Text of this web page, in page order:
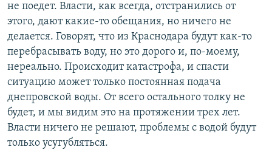
не поедет. Власти, как всегда, отстранились от
этого, дают какие-то обещания, но ничего не
делается. Говорят, что из Краснодара будут как-то
перебрасывать воду, но это дорого и, по-моему,
нереально. Происходит катастрофа, и спасти
ситуацию может только постоянная подача
днепровской воды. От всего остального толку не
будет, и мы видим это на протяжении трех лет.
Власти ничего не решают, проблемы с водой будут
только усугубляться.